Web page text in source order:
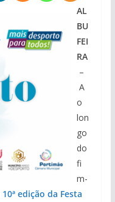
AL
BU
FEI
RA
–
A
o
lon
go
do
fi
m-
10ª edição da Festa